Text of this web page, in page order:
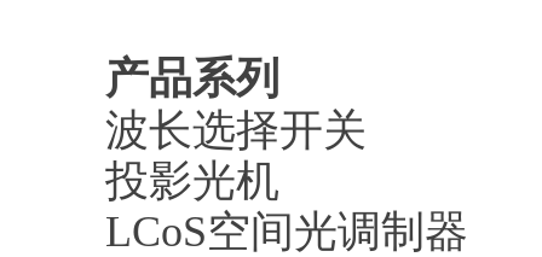
产品系列
波长选择开关
投影光机
LCoS空间光调制器